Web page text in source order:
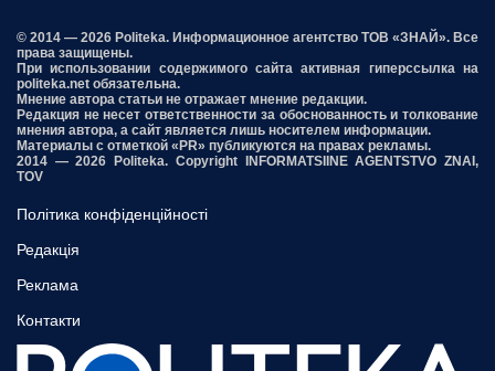
© 2014 — 2026 Politeka. Информационное агентство ТОВ «ЗНАЙ». Все
права защищены.
При использовании содержимого сайта активная гиперссылка на
politeka.net обязательна.
Мнение автора статьи не отражает мнение редакции.
Редакция не несет ответственности за обоснованность и толкование
мнения автора, а сайт является лишь носителем информации.
Материалы с отметкой «PR» публикуются на правах рекламы.
2014 — 2026 Politeka. Copyright INFORMATSIINE AGENTSTVO ZNAI,
TOV
Політика конфіденційності
Редакція
Реклама
Контакти